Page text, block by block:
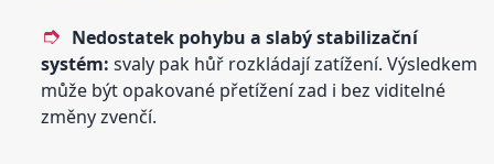
Nedostatek pohybu a slabý stabilizační
systém: svaly pak hůř rozkládají zatížení. Výsledkem
může být opakované přetížení zad i bez viditelné
změny zvenčí.